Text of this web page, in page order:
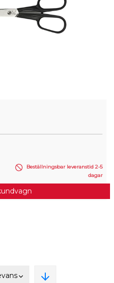
Beställningsbar leveranstid 2-5
dagar